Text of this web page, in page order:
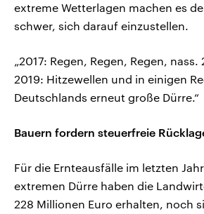
extreme Wetterlagen machen es
schwer, sich darauf einzustellen.
„2017: Regen, Regen, Regen,
2019: Hitzewellen und in einigen
Deutschlands erneut große Dürre.“
Bauern fordern steuerfreie
Für die Ernteausfälle im letzten
extremen Dürre haben die
228 Millionen Euro erhalten, noch